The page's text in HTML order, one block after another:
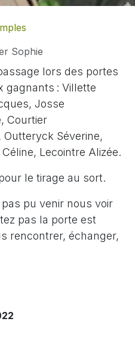
Sophie
lors des portes
gagnants : Villette
Josse
Courtier
Outteryck Séverine,
Lecointre Alizée.
le tirage au sort.
pu venir nous voir
pas la porte est
rencontrer, échanger,